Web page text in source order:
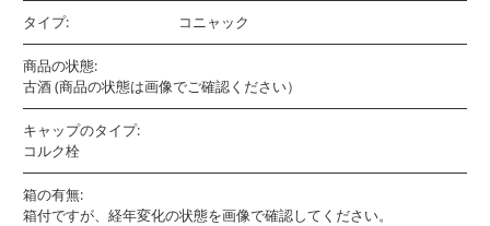
タイプ: コニャック
商品の状態:
古酒 (商品の状態は画像でご確認ください）
キャップのタイプ:
コルク栓
箱の有無:
箱付ですが、経年変化の状態を画像で確認してください。